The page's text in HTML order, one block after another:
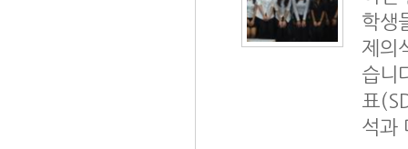
학생
제의
습니
표
석과